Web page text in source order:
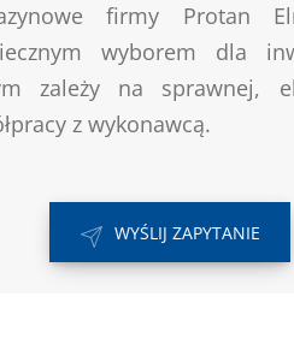
firmy Protan
wyborem dla
zależy na sprawnej,
z wykonawcą.
WYŚLIJ ZAPYTANIE